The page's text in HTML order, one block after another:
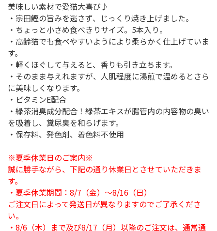
美味しい素材で愛猫大喜び♪
・宗田鰹の旨みを逃さず、じっくり焼き上げました。
・ちょっと小さめ食べきりサイズ。5本入り。
・高齢猫でも食べやすいようにより柔らかく仕上げていま
す。
・軽くほぐして与えると、香りも引き立ちます。
・そのまま与えれますが、人肌程度に湯煎で温めるとさら
に美味しくなります。
・ビタミンE配合
・緑茶消臭成分配合！緑茶エキスが腸管内の内容物の臭い
を吸着し、糞尿臭を和らげます。
・保存料、発色剤、着色料不使用
※夏季休業日のご案内※
誠に勝手ながら、下記の通り休業日とさせていただきま
す。
・夏季休業期間：8/7（金）～8/16（日）
ご注文日によって発送日が異なりますのでご了承くださ
い。
・8/6（木）まで及び8/17（月）以降のご注文は、通常通